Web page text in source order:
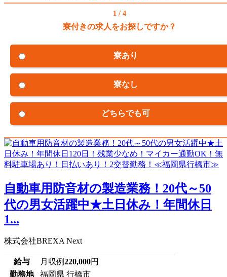
1 / 4
寮付きの求人をお探しですか？
寮あり
寮なし
どちらでも可
自動車用防音材の製造業務！20代～50
代の男女活躍中★土日休み！年間休日
1...
株式会社BREXA Next
給与 月収例220,000円
勤務地
福岡県 行橋市